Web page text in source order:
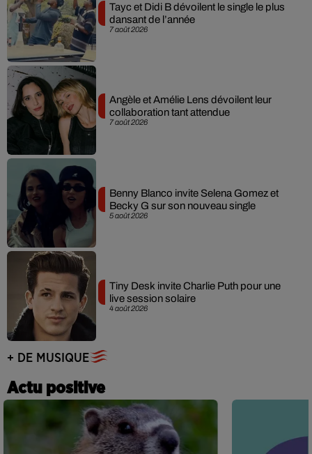
7 août 2026
Tayc et Didi B dévoilent le single le plus
dansant de l’année
7 août 2026
Angèle et Amélie Lens dévoilent leur
collaboration tant attendue
5 août 2026
Benny Blanco invite Selena Gomez et
Becky G sur son nouveau single
4 août 2026
Tiny Desk invite Charlie Puth pour une
live session solaire
+ DE MUSIQUE
Actu positive